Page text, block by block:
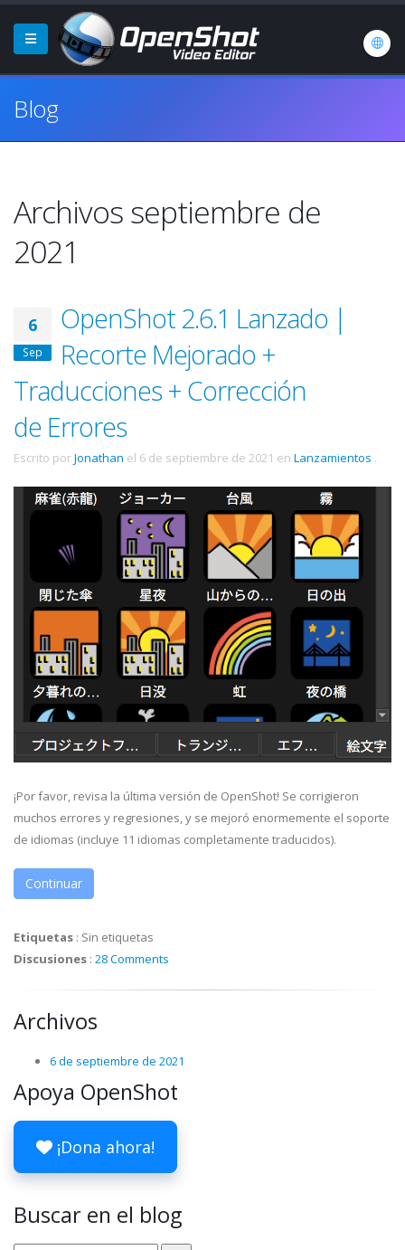
Blog
Archivos septiembre de
2021
6
Sep
OpenShot 2.6.1 Lanzado |
Recorte Mejorado +
Traducciones + Corrección
de Errores
Escrito porJonathan el 6 de septiembre de 2021 en Lanzamientos .
¡Por favor, revisa la última versión de OpenShot! Se corrigieron
muchos errores y regresiones, y se mejoró enormemente el soporte
de idiomas (incluye 11 idiomas completamente traducidos).
Continuar
Etiquetas : Sin etiquetas
Discusiones : 28 Comments
Archivos
6 de septiembre de 2021
Apoya OpenShot
¡Dona ahora!
Buscar en el blog